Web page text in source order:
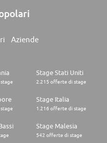
Aziende
Stage Stati Uniti
2.215 offerte di stage
Stage Italia
1.216 offerte di stage
Stage Malesia
542 offerte di stage